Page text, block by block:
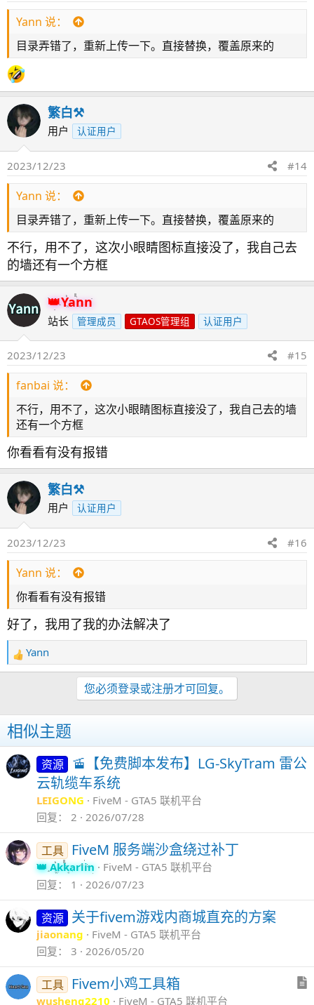
Yann 说：
目录弄错了，重新上传一下。直接替换，覆盖原来的
繁白⚒️
用户 认证用户
2023/12/23 #14
Yann 说：
目录弄错了，重新上传一下。直接替换，覆盖原来的
不行，用不了，这次小眼睛图标直接没了，我自己去
的墙还有一个方框
Yann
站长 管理成员 GTAOS管理组 认证用户
2023/12/23 #15
fanbai 说：
不行，用不了，这次小眼睛图标直接没了，我自己去的墙
还有一个方框
你看看有没有报错
繁白⚒️
用户 认证用户
2023/12/23 #16
Yann 说：
你看看有没有报错
好了，我用了我的办法解决了
反
馈
Yann
您必须登录或注册才可回复。
相似主题
资源
🚡【免费脚本发布】LG-SkyTram 雷公
云轨缆车系统
LEIGONG
FiveM - GTA5 联机平台
回复
2 2026/07/28
工具 FiveM 服务端沙盒绕过补丁
Akkariin
FiveM - GTA5 联机平台
回复
1 2026/07/23
资源 关于fivem游戏内商城直充的方案
jiaonang
FiveM - GTA5 联机平台
回复
3 2026/05/20
工具 Fivem小鸡工具箱
wusheng2210 FiveM - GTA5 联机平台